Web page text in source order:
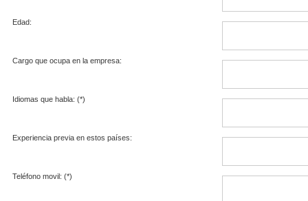
Edad:
Cargo que ocupa en la empresa:
Idiomas que habla: (*)
Experiencia previa en estos países:
Teléfono movil: (*)